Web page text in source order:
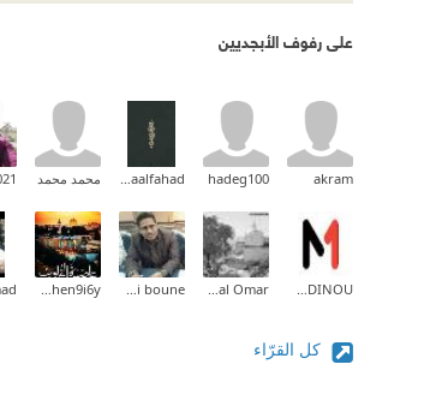
على رفوف الأبجديين
akram
hadeg100
Asmaalfahad محمد محمد
Mohammed HAMDINOU
Djeffal Omar
drbahi boune
Nasirddin Chen9i6y
كل القرّاء